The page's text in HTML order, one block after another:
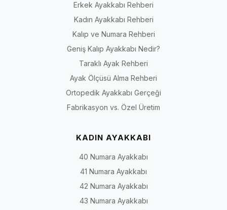
Erkek Ayakkabı Rehberi
Kadın Ayakkabı Rehberi
Kalıp ve Numara Rehberi
Geniş Kalıp Ayakkabı Nedir?
Taraklı Ayak Rehberi
Ayak Ölçüsü Alma Rehberi
Ortopedik Ayakkabı Gerçeği
Fabrikasyon vs. Özel Üretim
KADIN AYAKKABI
40 Numara Ayakkabı
41 Numara Ayakkabı
42 Numara Ayakkabı
43 Numara Ayakkabı